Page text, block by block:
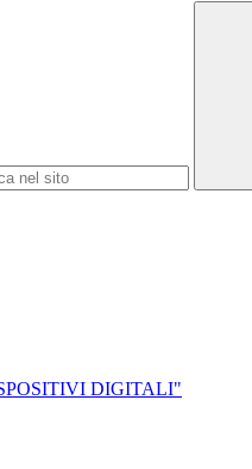
DIGITALI"